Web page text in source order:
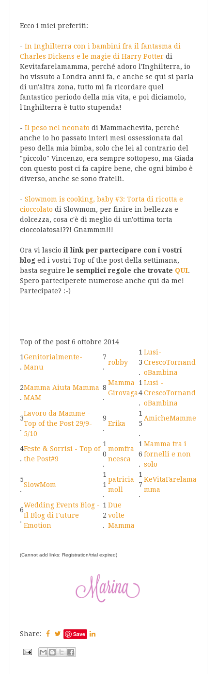
Ecco i miei preferiti:
- In Inghilterra con i bambini fra il fantasma di
Charles Dickens e le magie di Harry Potter di
Kevitafarelamamma, perché adoro l'Inghilterra, io
ho vissuto a Londra anni fa, e anche se qui si parla
di un'altra zona, tutto mi fa ricordare quel
fantastico periodo della mia vita, e poi diciamolo,
l'Inghilterra è tutto stupenda!
- Il peso nel neonato di Mammachevita, perché
anche io ho passato interi mesi ossessionata dal
peso della mia bimba, solo che lei al contrario del
"piccolo" Vincenzo, era sempre sottopeso, ma Giada
con questo post ci fa capire bene, che ogni bimbo è
diverso, anche se sono fratelli.
- Slowmom is cooking, baby #3: Torta di ricotta e
cioccolato di Slowmom, per finire in bellezza e
dolcezza, cosa c'è di meglio di un'ottima torta
cioccolatosa!??! Gnammm!!!
Ora vi lascioil link per partecipare con i vostri
blog ed i vostri Top of the post della settimana,
basta seguirele semplici regole che trovate QUI.
Spero parteciperete numerose anche qui da me!
Partecipate? :-)
Top of the post 6 ottobre 2014
1
.
Genitorialmente-
Manu
7
.
robby
1
3
.
Lusi-
CrescoTornand
oBambina
2
.
Mamma Aiuta Mamma
MAM
8
.
Mamma
Girovaga
1
4
.
Lusi -
CrescoTornand
oBambina
3
.
Lavoro da Mamme -
Top of the Post 29/9-
5/10
9
.
Erika
1
5
.
AmicheMamme
4
.
Feste & Sorrisi - Top of
the Post#9
1
0
.
momfra
ncesca
1
6
.
Mamma tra i
fornelli e non
solo
5
.
SlowMom
1
1
.
patricia
moll
1
7
.
KeVitaFarelama
mma
6
.
Wedding Events Blog -
Il Blog di Future
Emotion
1
2
.
Due
volte
Mamma
(Cannot add links: Registration/trial expired)
Share: Save